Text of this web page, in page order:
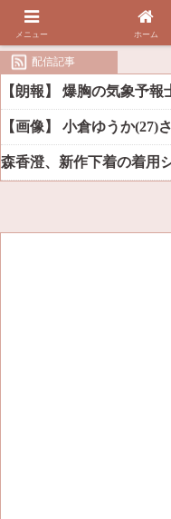
配信記事
【朗報】 爆胸の気象予
メニュー ホーム